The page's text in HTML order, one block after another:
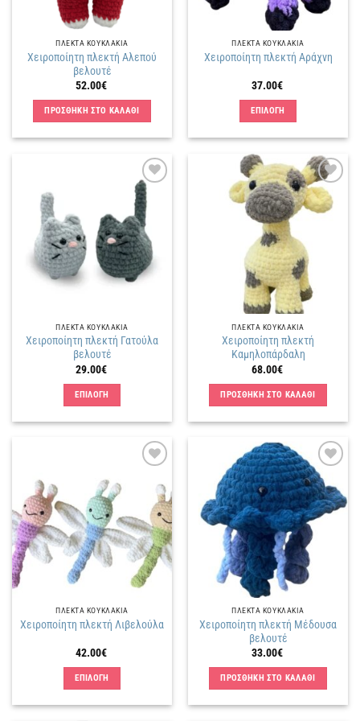
ΠΛΕΚΤΑ KΟΥΚΛΑΚΙΑ
Χειροποίητη πλεκτή Αλεπού
βελουτέ
52.00€
ΠΡΟΣΘΗΚΗ ΣΤΟ ΚΑΛΑΘΙ
ΠΛΕΚΤΑ KΟΥΚΛΑΚΙΑ
Χειροποίητη πλεκτή Αράχνη
37.00€
ΕΠΙΛΟΓΗ
προϊόν
έχει
πολλαπλές
παραλλαγές.
Οι
επιλογές
μπορούν
να
επιλεγούν
στη
σελίδα
του
προϊόντος
Πρόσθήκη
στην
λίστα
επιθυμιών
ΠΛΕΚΤΑ KΟΥΚΛΑΚΙΑ
Χειροποίητη πλεκτή Γατούλα
βελουτέ
29.00€
ΕΠΙΛΟΓΗ
πολλαπλές
παραλλαγές.
Οι
επιλογές
μπορούν
να
επιλεγούν
σελίδα
του
προϊόντος
Πρόσθήκη
στην
λίστα
ΠΛΕΚΤΑ KΟΥΚΛΑΚΙΑ
Χειροποίητη πλεκτή
Καμηλοπάρδαλη
68.00€
ΠΡΟΣΘΗΚΗ ΣΤΟ ΚΑΛΑΘΙ
επιθυμιών
ΠΛΕΚΤΑ KΟΥΚΛΑΚΙΑ
Χειροποίητη πλεκτή Λιβελούλα
42.00€
ΕΠΙΛΟΓΗ
Πρόσθήκη
στην
λίστα
επιθυμιών
ΠΛΕΚΤΑ KΟΥΚΛΑΚΙΑ
Χειροποίητη πλεκτή Μέδουσα
βελουτέ
33.00€
ΠΡΟΣΘΗΚΗ ΣΤΟ ΚΑΛΑΘΙ